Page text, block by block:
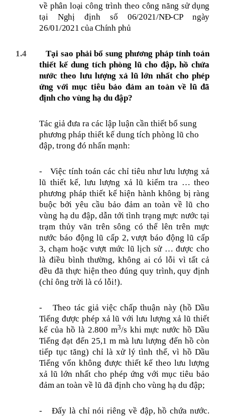
về phân loại công trình theo công năng sử dụng
tại Nghị định số 06/2021/NĐ-CP ngày
26/01/2021 của Chính phủ
1.4
Tại sao phải bổ sung phương pháp tính toán
thiết kế dung tích phòng lũ cho đập, hồ chứa
nước theo lưu lượng xả lũ lớn nhất cho phép
ứng với mục tiêu bảo đảm an toàn về lũ đã
định cho vùng hạ du đập?
Tác giả đưa ra các lập luận cần thiết bổ sung
phương pháp thiết kế dung tích phòng lũ cho
đập, trong đó nhấn mạnh:
-
Việc tính toán các chỉ tiêu như lưu lượng xả
lũ thiết kế, lưu lượng xả lũ kiểm tra … theo
phương pháp thiết kế hiện hành không bị ràng
buộc bởi yêu cầu bảo đảm an toàn về lũ cho
vùng hạ du đập, dẫn tới tình trạng mực nước tại
trạm thủy văn trên sông có thể lên trên mực
nước báo động lũ cấp 2, vượt báo động lũ cấp
3, chạm hoặc vượt mức lũ lịch sử … được cho
là điều bình thường, không ai có lỗi vì tất cả
đều đã thực hiện theo đúng quy trình, quy định
(chỉ ông trời là có lỗi!).
-
Theo tác giả việc chấp thuận này (hồ Dầu
Tiếng được phép xả lũ với lưu lượng xả lũ thiết
kế của hồ là 2.800 m3/s khi mực nước hồ Dầu
Tiếng đạt đến 25,1 m mà lưu lượng đến hồ còn
tiếp tục tăng) chỉ là xử lý tình thế, vì hồ Dầu
Tiếng vốn không được thiết kế theo lưu lượng
xả lũ lớn nhất cho phép ứng với mục tiêu bảo
đảm an toàn về lũ đã định cho vùng hạ du đập;
-
Đấy là chỉ nói riêng về đập, hồ chứa nước.